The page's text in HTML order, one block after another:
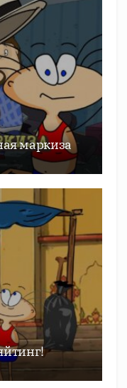
маркиза